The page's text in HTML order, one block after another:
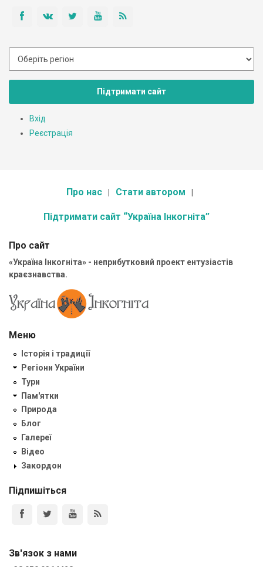
Підтримати сайт
Вхід
Реєстрація
Про нас Стати автором
Підтримати сайт “Україна Інкогніта”
Про сайт
«Україна Інкогніта» - неприбутковий проект ентузіастів
краєзнавства.
Меню
Історія і традиції
Регіони України
Тури
Пам'ятки
Природа
Блог
Галереї
Відео
Закордон
Підпишіться
Зв'язок з нами